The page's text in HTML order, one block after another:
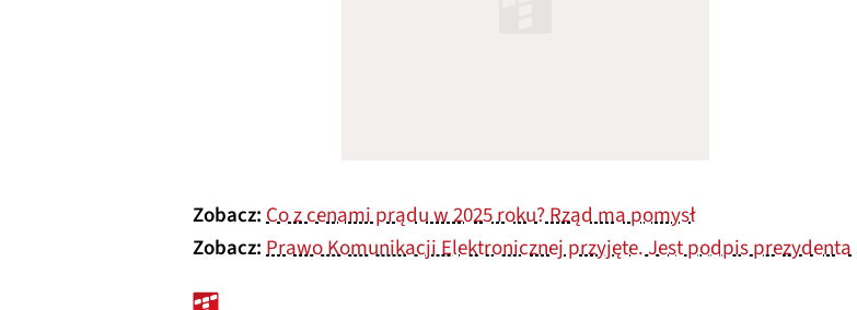
Zobacz:Co z cenami prądu w 2025 roku? Rząd ma pomysł
Zobacz:Prawo Komunikacji Elektronicznej przyjęte. Jest podpis prezydenta